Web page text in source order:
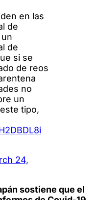
en las
de
de
si se
de reos
no
un
tipo,
24,
sostiene que el